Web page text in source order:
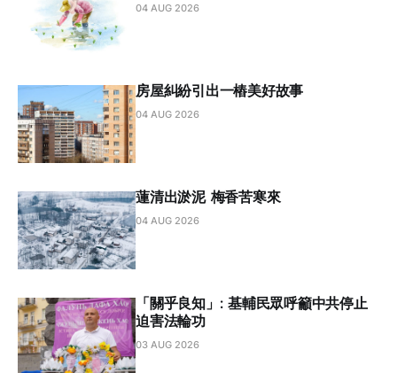
04 AUG 2026
房屋糾紛引出一樁美好故事
04 AUG 2026
蓮清出淤泥 梅香苦寒來
04 AUG 2026
「關乎良知」: 基輔民眾呼籲中共停止
迫害法輪功
03 AUG 2026